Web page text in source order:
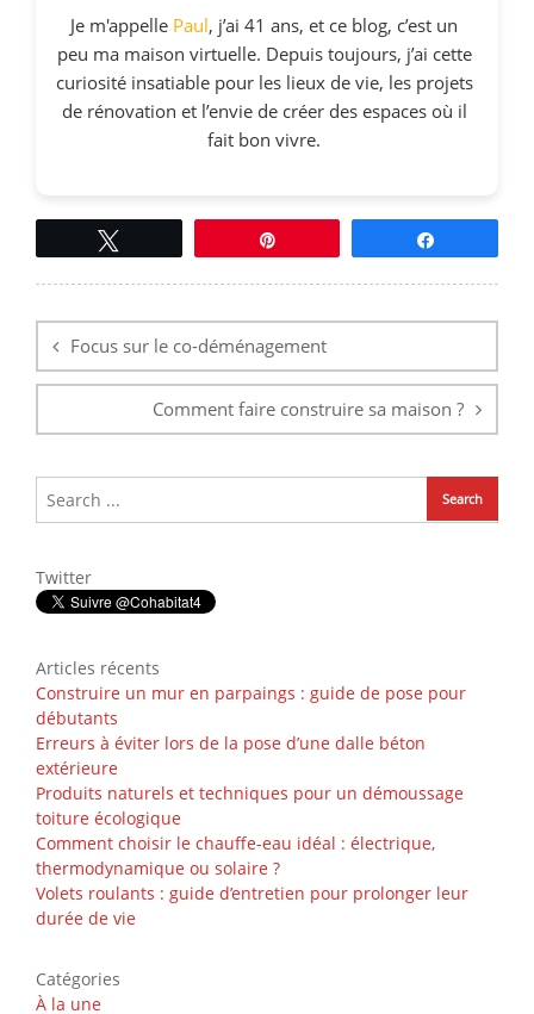
Je m'appelle Paul, j’ai 41 ans, et ce blog, c’est un
peu ma maison virtuelle. Depuis toujours, j’ai cette
curiosité insatiable pour les lieux de vie, les projets
de rénovation et l’envie de créer des espaces où il
fait bon vivre.
de
l’articleFocus sur le co-déménagement
Comment faire construire sa maison ?
Twitter
Articles récents
Construire un mur en parpaings : guide de pose pour
débutants
Erreurs à éviter lors de la pose d’une dalle béton
extérieure
Produits naturels et techniques pour un démoussage
toiture écologique
Comment choisir le chauffe-eau idéal : électrique,
thermodynamique ou solaire ?
Volets roulants : guide d’entretien pour prolonger leur
durée de vie
Catégories
À la une